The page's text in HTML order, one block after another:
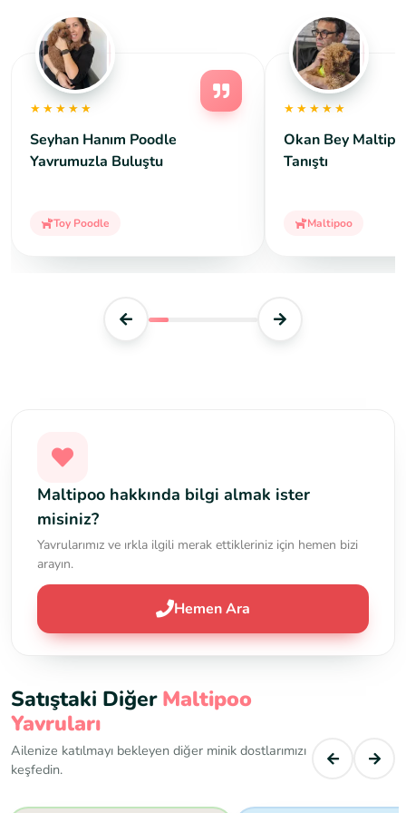
★★★★★
Seyhan Hanım Poodle
Yavrumuzla Buluştu
Toy Poodle
★★★★★
Okan Bey
Tanıştı
Maltipoo
Maltipoo hakkında bilgi almak ister
misiniz?
Yavrularımız ve ırkla ilgili merak ettikleriniz için hemen bizi
arayın.
Hemen Ara
Satıştaki DiğerMaltipoo
Yavruları
Ailenize katılmayı bekleyen diğer minik dostlarımızı
keşfedin.